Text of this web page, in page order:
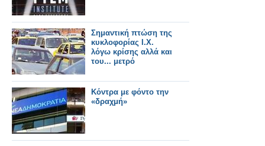
Σημαντική πτώση της
κυκλοφορίας Ι.Χ.
λόγω κρίσης αλλά και
του... μετρό
Κόντρα με φόντο την
«δραχμή»